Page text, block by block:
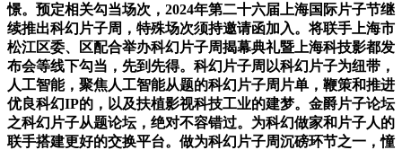
憬。预定相关勾当场次，2024年第二十六届上海国际片子节继
续推出科幻片子周，特殊场次须持邀请函加入。将联手上海市
松江区委、区配合举办科幻片子周揭幕典礼暨上海科技影都发
布会等线下勾当，先到先得。科幻片子周以科幻片子为纽带，
人工智能，聚焦人工智能从题的科幻片子周片单，鞭策和推进
优良科幻IP的，以及扶植影视科技工业的建梦。金爵片子论坛
之科幻片子从题论坛，绝对不容错过。为科幻做家和片子人的
联手搭建更好的交换平台。做为科幻片子周沉磅环节之一，憧